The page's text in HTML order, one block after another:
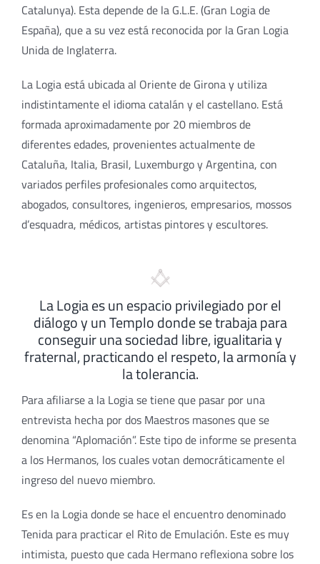
Catalunya). Esta depende de la G.L.E. (Gran Logia de
España), que a su vez está reconocida por la Gran Logia
Unida de Inglaterra.
La Logia está ubicada al Oriente de Girona y utiliza
indistintamente el idioma catalán y el castellano. Está
formada aproximadamente por 20 miembros de
diferentes edades, provenientes actualmente de
Cataluña, Italia, Brasil, Luxemburgo y Argentina, con
variados perfiles profesionales como arquitectos,
abogados, consultores, ingenieros, empresarios, mossos
d’esquadra, médicos, artistas pintores y escultores.
La Logia es un espacio privilegiado por el
diálogo y un Templo donde se trabaja para
conseguir una sociedad libre, igualitaria y
fraternal, practicando el respeto, la armonía y
la tolerancia.
Para afiliarse a la Logia se tiene que pasar por una
entrevista hecha por dos Maestros masones que se
denomina “Aplomación”. Este tipo de informe se presenta
a los Hermanos, los cuales votan democráticamente el
ingreso del nuevo miembro.
Es en la Logia donde se hace el encuentro denominado
Tenida para practicar el Rito de Emulación. Este es muy
intimista, puesto que cada Hermano reflexiona sobre los